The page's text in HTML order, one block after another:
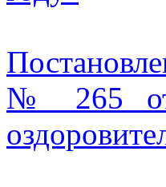
№ 265 от